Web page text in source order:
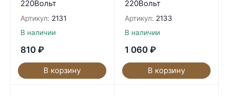
220Вольт
Артикул: 2131
В наличии
810 ₽
В корзину
220Вольт
Артикул: 2133
В наличии
1 060 ₽
В корзину